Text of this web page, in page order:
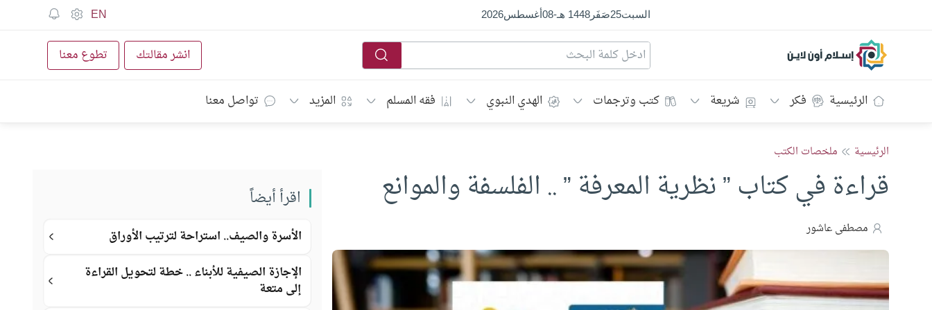
السبت25صَفَر1448 هـ -
08أغسطس2026
EN
إسلام أون لاين انشر مقالتك تطوع معنا
الرئيسية فكر شريعة كتب وترجمات الهدي النبوي فقه المسلم المزيد تواصل معنا
الرئيسية ملخصات الكتب
قراءة في كتاب ” نظرية المعرفة ” .. الفلسفة والموانع
مصطفى عاشور
اقرأ أيضاً
الأسرة والصيف.. استراحة لترتيب الأوراق
الإجازة الصيفية للأبناء .. خطة لتحويل القراءة
إلى متعة